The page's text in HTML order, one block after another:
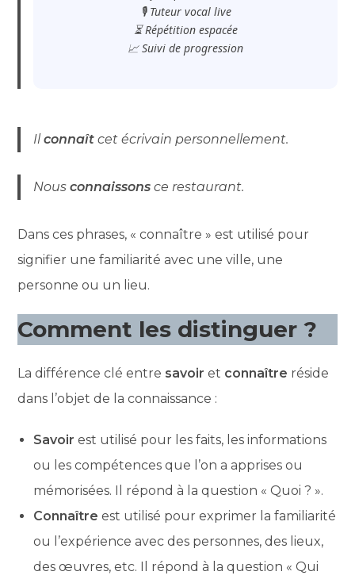
🎙️ Tuteur vocal live
⏳ Répétition espacée
📈 Suivi de progression
Ilconnaît cet écrivain personnellement.
Nousconnaissons ce restaurant.
Dans ces phrases, « connaître » est utilisé pour
signifier une familiarité avec une ville, une
personne ou un lieu.
Comment les distinguer ?
La différence clé entre savoir et connaître réside
dans l’objet de la connaissance :
Savoir est utilisé pour les faits, les informations
ou les compétences que l’on a apprises ou
mémorisées. Il répond à la question « Quoi ? ».
Connaître est utilisé pour exprimer la familiarité
ou l’expérience avec des personnes, des lieux,
des œuvres, etc. Il répond à la question « Qui